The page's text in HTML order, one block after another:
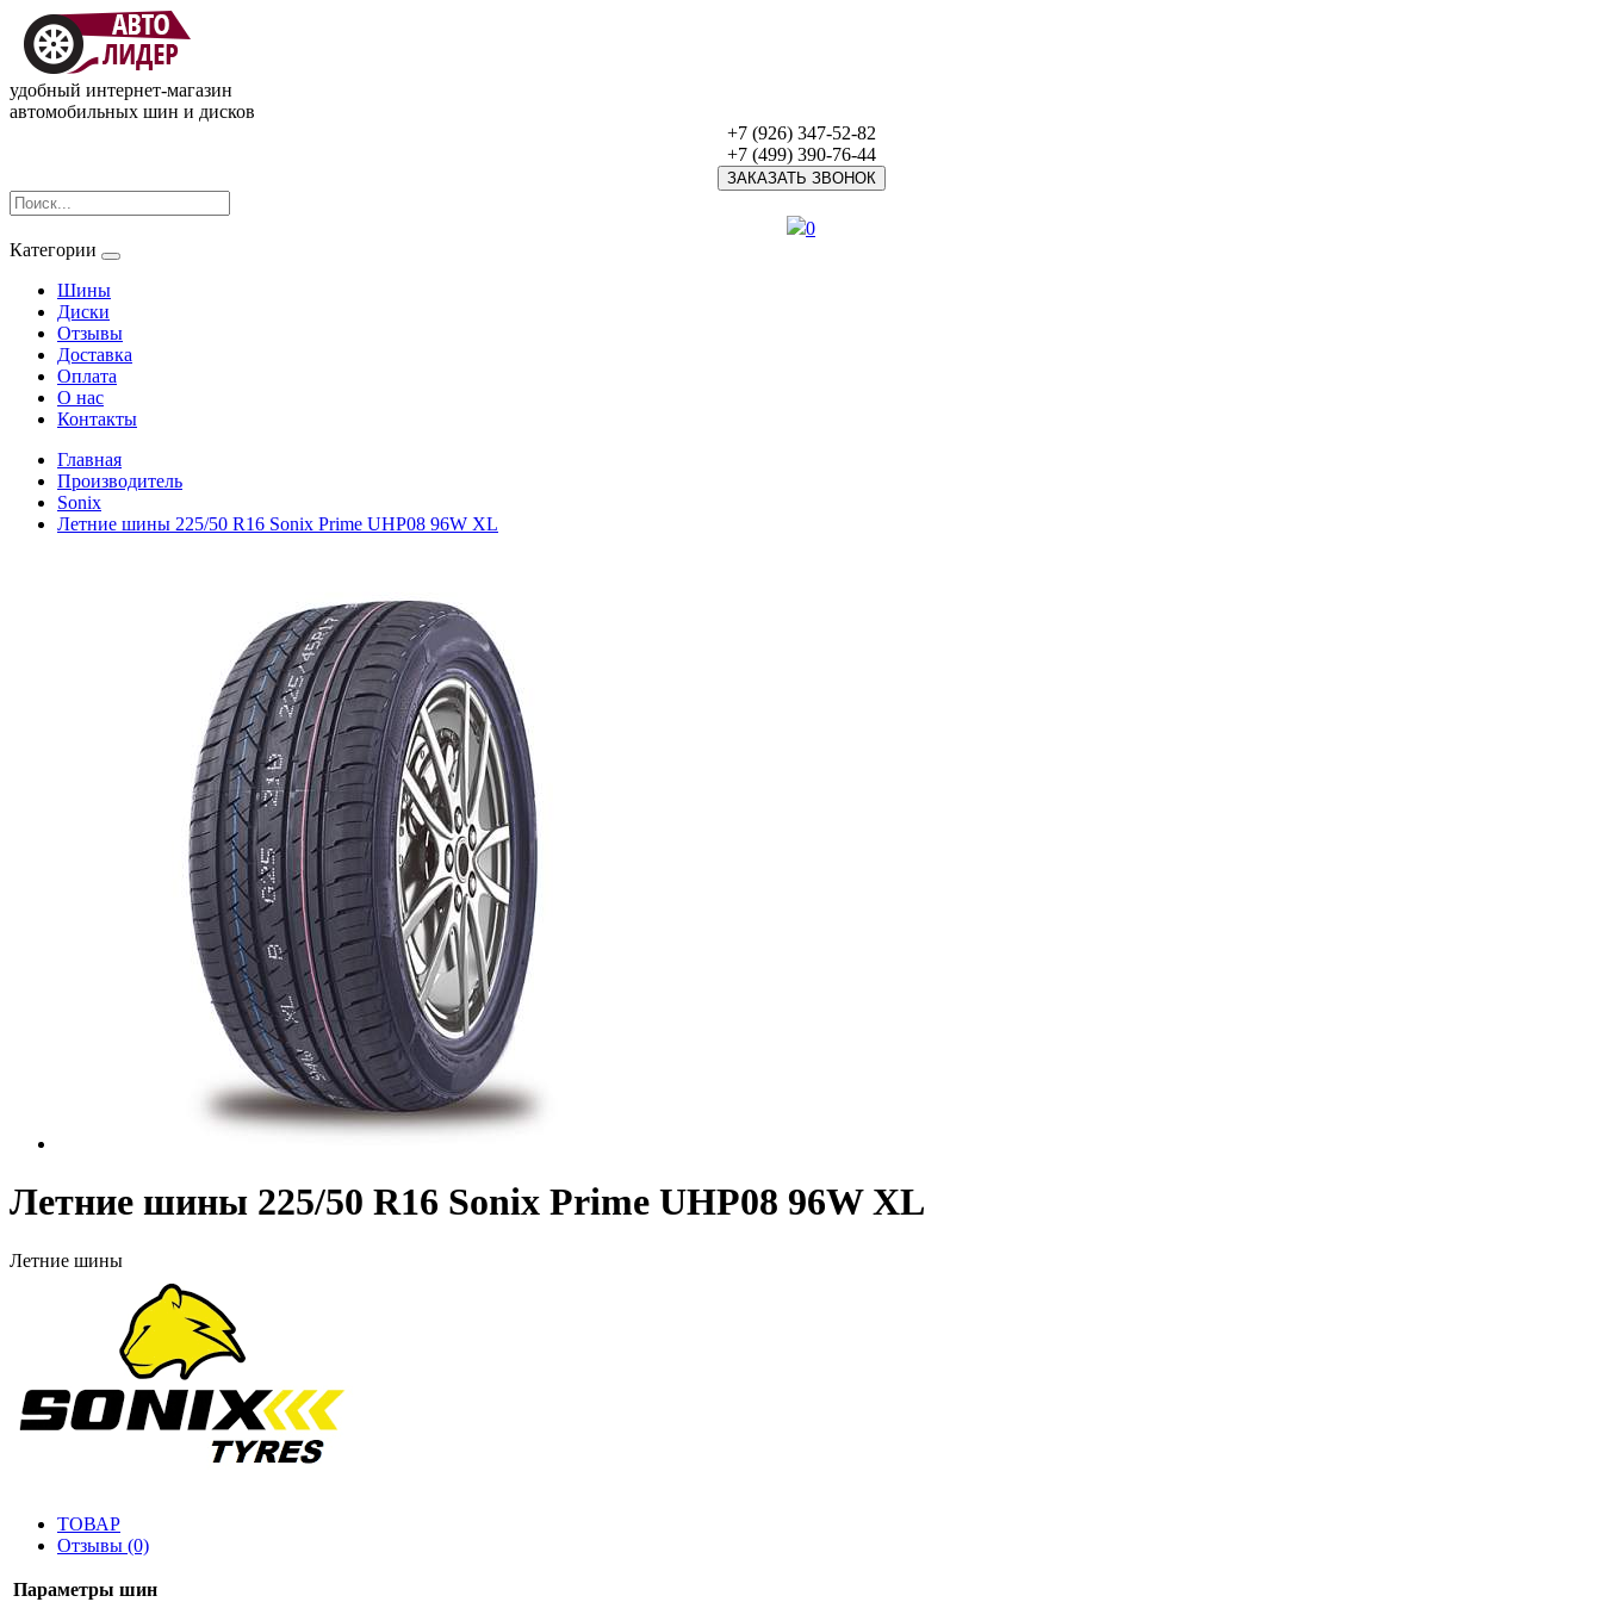
удобный интернет-магазин
автомобильных шин и дисков
+7 (926) 347-52-82
+7 (499) 390-76-44
ЗАКАЗАТЬ ЗВОНОК
0
Категории
Шины
Диски
Отзывы
Доставка
Оплата
О нас
Контакты
Главная
Производитель
Sonix
Летние шины 225/50 R16 Sonix Prime UHP08 96W XL
Летние шины 225/50 R16 Sonix Prime UHP08 96W XL
Летние шины
ТОВАР
Отзывы (0)
Параметры шин